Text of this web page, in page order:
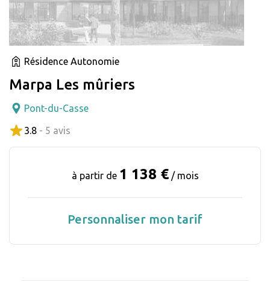
Résidence Autonomie
Marpa Les mûriers
Pont-du-Casse
3.8 - 5 avis
à partir de 1 138 € / mois
Personnaliser mon tarif